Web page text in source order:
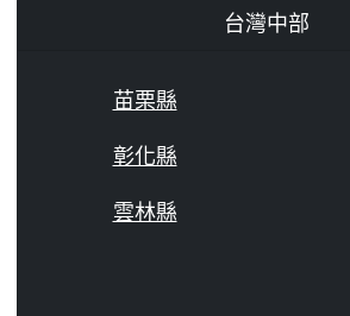
台灣中部
苗栗縣
彰化縣
雲林縣